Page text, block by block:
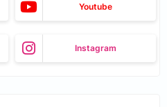
Youtube
Instagram